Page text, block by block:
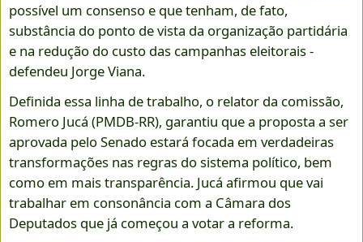
possível um consenso e que tenham, de fato,
substância do ponto de vista da organização partidária
e na redução do custo das campanhas eleitorais -
defendeu Jorge Viana.
Definida essa linha de trabalho, o relator da comissão,
Romero Jucá (PMDB-RR), garantiu que a proposta a ser
aprovada pelo Senado estará focada em verdadeiras
transformações nas regras do sistema político, bem
como em mais transparência. Jucá afirmou que vai
trabalhar em consonância com a Câmara dos
Deputados que já começou a votar a reforma.